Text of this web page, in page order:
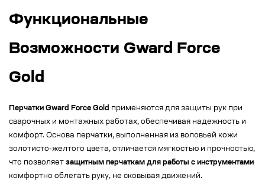
Функциональные
Возможности Gward Force
Gold
Перчатки Gward Force Gold применяются для защиты рук при
сварочных и монтажных работах, обеспечивая надежность и
комфорт. Основа перчатки, выполненная из воловьей кожи
золотисто-желтого цвета, отличается мягкостью и прочностью,
что позволяет защитным перчаткам для работы с инструментами
комфортно облегать руку, не сковывая движений.